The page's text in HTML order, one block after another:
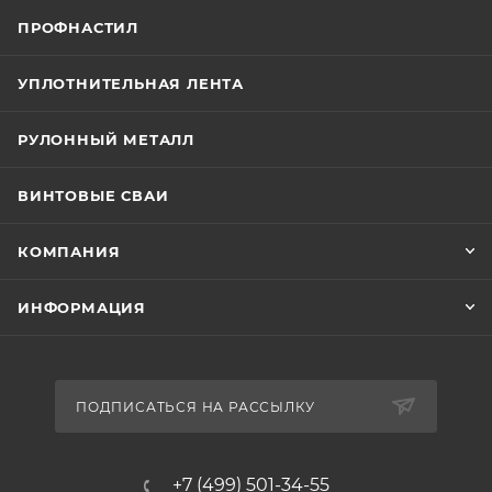
ПРОФНАСТИЛ
УПЛОТНИТЕЛЬНАЯ ЛЕНТА
РУЛОННЫЙ МЕТАЛЛ
ВИНТОВЫЕ СВАИ
КОМПАНИЯ
ИНФОРМАЦИЯ
ПОДПИСАТЬСЯ НА РАССЫЛКУ
+7 (499) 501-34-55